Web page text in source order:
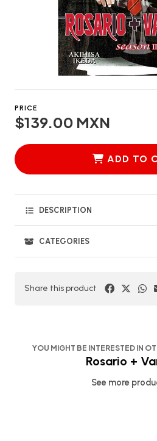
PRICE
$139.00 MXN
ADD TO
DESCRIPTION
CATEGORIES
Share this product
YOU MIGHT BE INTERESTED IN
Rosario +
See more